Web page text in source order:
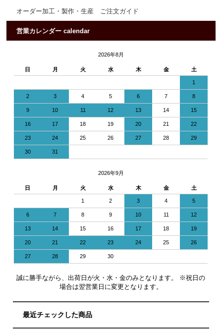
オーダー加工・製作・生産 ご注文ガイド
営業カレンダー calendar
2026年8月
日 月 火 水 木 金 土
1
2 3 4 5 6 7 8
9 10 11 12 13 14 15
16 17 18 19 20 21 22
23 24 25 26 27 28 29
30 31
2026年9月
日 月 火 水 木 金 土
1 2 3 4 5
6 7 8 9 10 11 12
13 14 15 16 17 18 19
20 21 22 23 24 25 26
27 28 29 30
誠に勝手ながら、出荷日が火・水・金のみとなります。 ※祝日の
場合は翌営業日に変更となります。
最近チェックした商品